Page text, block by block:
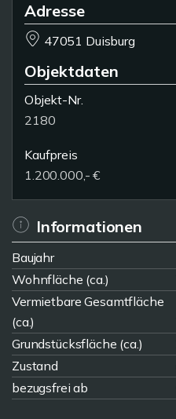
Adresse
47051 Duisburg
Objektdaten
Objekt-Nr.
2180
Kaufpreis
1.200.000,- €
Informationen
Baujahr
Wohnfläche (ca.)
Vermietbare Gesamtfläche
(ca.)
Grundstücksfläche (ca.)
Zustand
bezugsfrei ab